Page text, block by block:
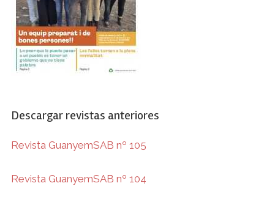
Descargar revistas anteriores
Revista GuanyemSAB nº 105
Revista GuanyemSAB nº 104